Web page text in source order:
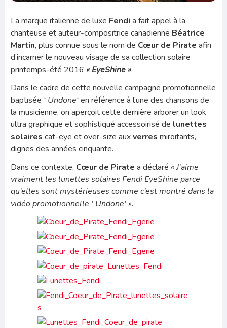
La marque italienne de luxe Fendi a fait appel à la
chanteuse et auteur-compositrice canadienne Béatrice
Martin, plus connue sous le nom de Cœur de Pirate afin
d’incarner le nouveau visage de sa collection solaire
printemps-été 2016 « EyeShine ».
Dans le cadre de cette nouvelle campagne promotionnelle
baptisée ‘Undone‘en référence à l’une des chansons de
la musicienne, on aperçoit cette dernière arborer un look
ultra graphique et sophistiqué accessoirisé de lunettes
solaires cat-eye et over-size auxverres miroitants,
dignes des années cinquante.
Dans ce contexte, Cœur de Pirate a déclaré « J’aime
vraiment les lunettes solaires Fendi EyeShine parce
qu’elles sont mystérieuses comme c’est montré dans la
vidéo promotionnelle ‘ Undone‘».